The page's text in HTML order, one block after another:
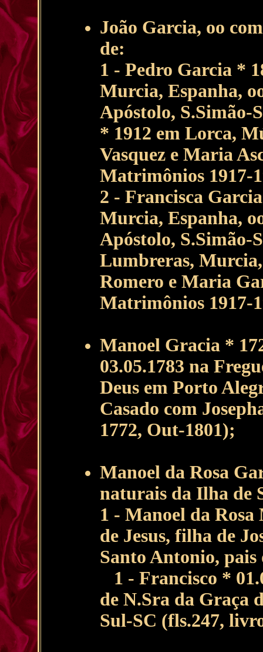
João Garcia, oo
de:
1 - Pedro Garcia *
Murcia, Espanha,
Apóstolo, S.Simão-
* 1912 em Lorca,
Vasquez e Maria
Matrimônios 1917-
2 - Francisca
Murcia, Espanha,
Apóstolo, S.Simão-
Lumbreras,
Romero e Maria
Matrimônios 1917-
Manoel Gracia *
03.05.1783 na
Deus em Porto
Casado com
1772, Out-1801);
Manoel da Rosa
naturais da Ilha de
1 - Manoel da Rosa
de Jesus, filha de
Santo Antonio, pais
1 - Francisco *
de N.Sra da Graça
Sul-SC (fls.247,